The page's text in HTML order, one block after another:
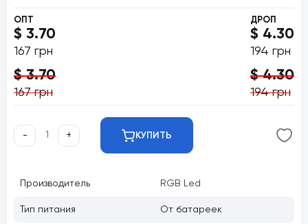
ОПТ
$ 3.70
167 грн
$ 3.70
167 грн
ДРОП
$ 4.30
194 грн
$ 4.30
194 грн
- + КУПИТЬ
Производитель RGB Led
Тип питания От батареек